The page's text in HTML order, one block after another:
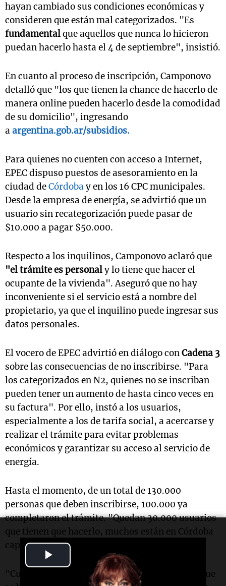
Video
hayan cambiado sus condiciones económicas y
consideren que están mal categorizados. "Es
fundamentalque aquellos que nunca lo hicieron
puedan hacerlo hasta el 4 de septiembre", insistió.
En cuanto al proceso de inscripción, Camponovo
detalló que "los que tienen la chance de hacerlo de
manera online pueden hacerlo desde la comodidad
de su domicilio", ingresando
aargentina.gob.ar/subsidios.
Para quienes no cuenten con acceso a Internet,
EPEC dispuso puestos de asesoramiento en la
ciudad deCórdobay en los 16 CPC municipales.
Desde la empresa de energía, se advirtió que un
usuario sin recategorización puede pasar de
$10.000 a pagar $50.000.
Respecto a los inquilinos, Camponovo aclaró que
"el trámite es personaly lo tiene que hacer el
ocupante de la vivienda". Aseguró que no hay
inconveniente si el servicio está a nombre del
propietario, ya que el inquilino puede ingresar sus
datos personales.
El vocero de EPEC advirtió en diálogo conCadena 3
sobre las consecuencias de no inscribirse. "Para
los categorizados en N2, quienes no se inscriban
pueden tener un aumento de hasta cinco veces en
su factura". Por ello, instó a los usuarios,
especialmente a los de tarifa social, a acercarse y
realizar el trámite para evitar problemas
económicos y garantizar su acceso al servicio de
energía.
Hasta el momento, de un total de 130.000
personas que deben inscribirse, 100.000 ya
completaron el trámite. "Quedan 30.000 usuarios
que tienen que hacerlo, muchos están en Córdoba
capital", agregó Camponovo.
"Cuando se lanzó la segmentación en 2022, lo que